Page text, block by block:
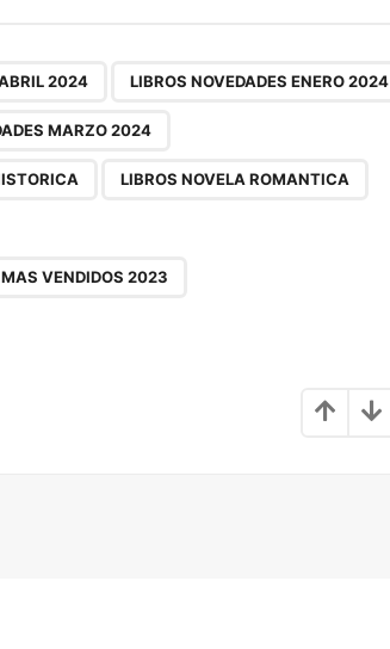
2024 LIBROS NOVEDADES ENERO 2024
MARZO 2024
LIBROS NOVELA ROMANTICA
MAS VENDIDOS 2023